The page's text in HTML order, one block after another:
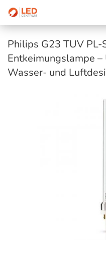
Philips G23 TUV PL-
Entkeimungslampe
Wasser- und